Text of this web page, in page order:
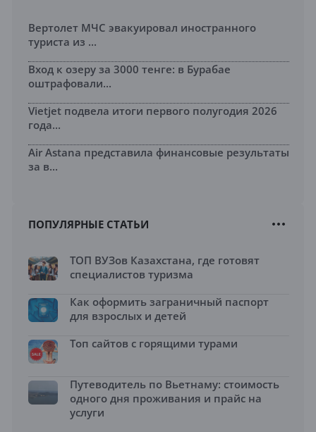
Вертолет МЧС эвакуировал иностранного
туриста из ...
Вход к озеру за 3000 тенге: в Бурабае
оштрафовали...
Vietjet подвела итоги первого полугодия 2026
года...
Air Astana представила финансовые результаты
за в...
ПОПУЛЯРНЫЕ СТАТЬИ
ТОП ВУЗов Казахстана, где готовят
специалистов туризма
Как оформить заграничный паспорт
для взрослых и детей
Топ сайтов с горящими турами
Путеводитель по Вьетнаму: стоимость
одного дня проживания и прайс на
услуги